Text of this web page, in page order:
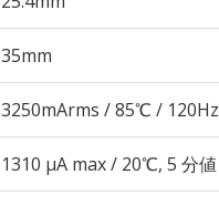
35mm
3250mArms / 85℃ / 120Hz
1310 μA max / 20℃, 5 分値